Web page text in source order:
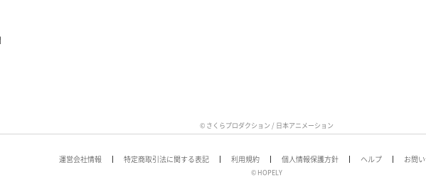
© さくらプロダクション / 日本アニメーション
運営会社情報 特定商取引法に関する表記 利用規約 個人情報保護方針 ヘルプ お問
© HOPELY